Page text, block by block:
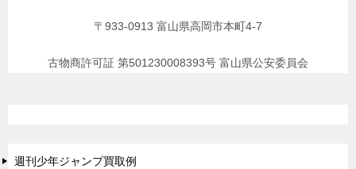
〒933-0913 富山県高岡市本町4-7
古物商許可証 第501230008393号 富山県公安委員会
週刊少年ジャンプ買取例